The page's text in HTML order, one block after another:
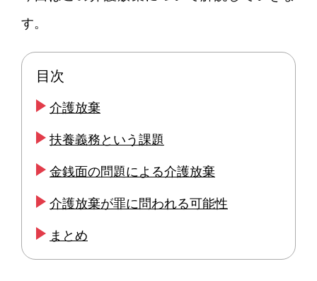
す。
目次
介護放棄
扶養義務という課題
金銭面の問題による介護放棄
介護放棄が罪に問われる可能性
まとめ